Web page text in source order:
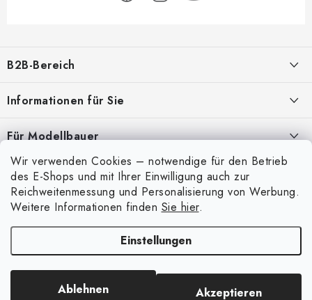
Wir verwenden Cookies – notwendige für den Betrieb
des E-Shops und mit Ihrer Einwilligung auch zur
Reichweitenmessung und Personalisierung von Werbung.
Weitere Informationen finden Sie hier.
Einstellungen
Ablehnen Akzeptieren
ß
z
e
i
l
B2B-Bereich
Geschäftspartner, die Bereitstellung geeigneter Dienstleistungen und
ANMELDUNG
Informationen für Sie
Über uns
Meine Bestellung
Kontakte
Versand und Bezahlung
Bedingungen und Konditionen
Datenschutzbestimmungen
Beschwerdeverfahren
Für Modellbauer
Modellfarben-Umrechner
Art Scale Modellbau-Glossar
Persönliche Abholung in Liberec
Facebook-Gruppe ASK Builders
Mein Konto
Anmelden
Registrierung
Bestellhistorie
. Alle Rechte vorbehalten.